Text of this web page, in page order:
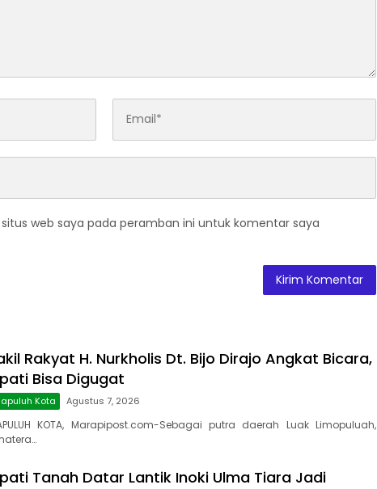
web saya pada peramban ini untuk komentar saya
Rakyat H. Nurkholis Dt. Bijo Dirajo Angkat Bicara,
Bisa Digugat
Kota Agustus 7, 2026
KOTA, Marapipost.com-Sebagai putra daerah Luak Limopuluah,
Tanah Datar Lantik Inoki Ulma Tiara Jadi